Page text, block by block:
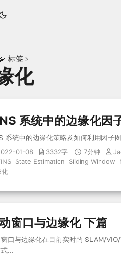
标签
化
系统中的边缘化因
系统中的边缘化策略及如何利用因子
01-08 3332字 7分钟
State Estimation Sliding Window
化
窗口与边缘化 下篇
口与边缘化在目前实时的 SLAM/
...